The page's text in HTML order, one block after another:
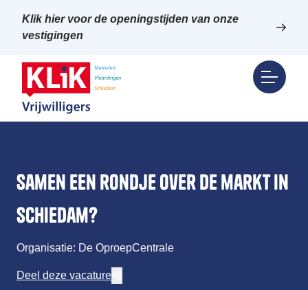
Klik hier voor de openingstijden van onze
vestigingen
Samen een rondje over de markt in
Schiedam?
Organisatie: De OproepCentrale
Deel deze vacature